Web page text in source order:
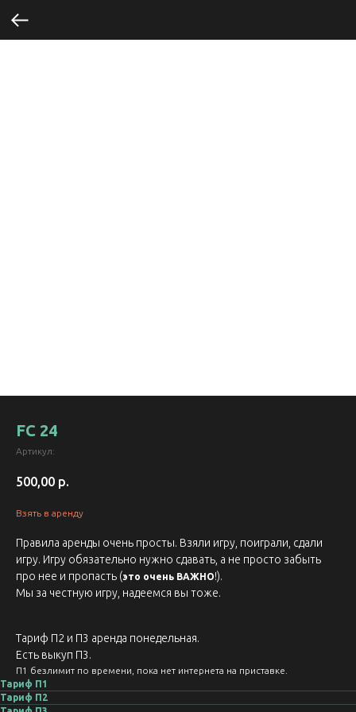
FC 24
Артикул:
500,00 р.
Взять в аренду
Правила аренды очень просты. Взяли игру, поиграли, сдали
игру. Игру обязательно нужно сдавать, а не просто забыть
про нее и пропасть (это очень ВАЖНО!).
Мы за честную игру, надеемся вы тоже.
Тариф П2 и П3 аренда понедельная.
Есть выкуп П3.
П1 безлимит по времени, пока нет интернета на приставке.
Тариф П1
Тариф П2